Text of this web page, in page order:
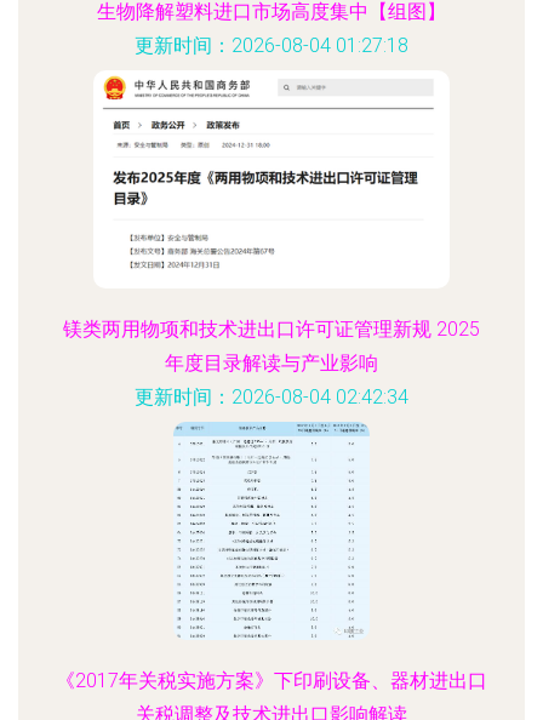
生物降解塑料进口市场高度集中【组图】
更新时间：2026-08-04 01:27:18
镁类两用物项和技术进出口许可证管理新规 2025
年度目录解读与产业影响
更新时间：2026-08-04 02:42:34
《2017年关税实施方案》下印刷设备、器材进出口
关税调整及技术进出口影响解读